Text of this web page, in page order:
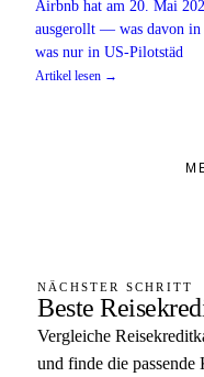
Airbnb hat am 20. Mai
ausgerollt — was davon in
was nur in US-Pilotstäd
Artikel lesen →
NÄCHSTER SCHRITT
Beste
Vergleiche
und finde die passende